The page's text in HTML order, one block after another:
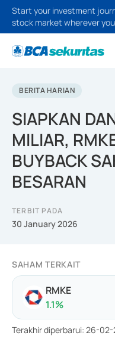
Start your investment
stock market wherever
BERITA HARIAN
SIAPKAN
MILIAR,
BUYBACK
BESARAN
TERBIT PADA
30 January 2026
SAHAM TERKAIT
RMKE
1.1%
Terakhir diperbarui: 26-02-